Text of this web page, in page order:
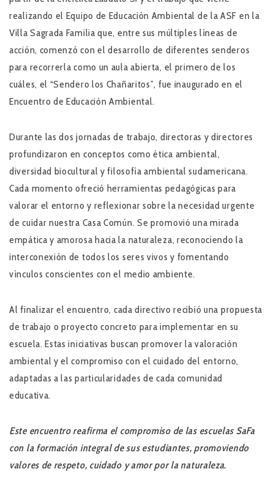
realizando el Equipo de Educación Ambiental de la ASF en la
Villa Sagrada Familia que, entre sus múltiples líneas de
acción, comenzó con el desarrollo de diferentes senderos
para recorrerla como un aula abierta, el primero de los
cuáles, el “Sendero los Chañaritos”, fue inaugurado en el
Encuentro de Educación Ambiental.
Durante las dos jornadas de trabajo, directoras y directores
profundizaron en conceptos como ética ambiental,
diversidad biocultural y filosofía ambiental sudamericana.
Cada momento ofreció herramientas pedagógicas para
valorar el entorno y reflexionar sobre la necesidad urgente
de cuidar nuestra Casa Común. Se promovió una mirada
empática y amorosa hacia la naturaleza, reconociendo la
interconexión de todos los seres vivos y fomentando
vínculos conscientes con el medio ambiente.
Al finalizar el encuentro, cada directivo recibió una propuesta
de trabajo o proyecto concreto para implementar en su
escuela. Estas iniciativas buscan promover la valoración
ambiental y el compromiso con el cuidado del entorno,
adaptadas a las particularidades de cada comunidad
educativa.
Este encuentro reafirma el compromiso de las escuelas SaFa
con la formación integral de sus estudiantes, promoviendo
valores de respeto, cuidado y amor por la naturaleza.